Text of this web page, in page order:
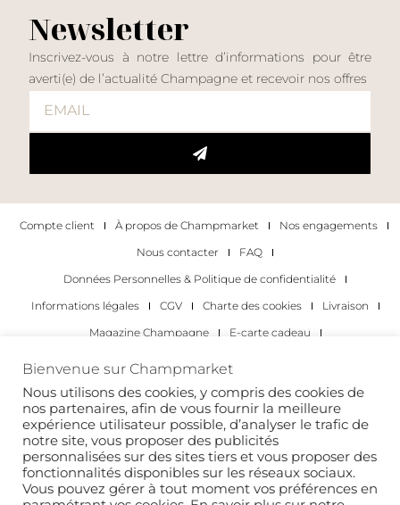
Newsletter
Inscrivez-vous à notre lettre d’informations pour être
averti(e) de l’actualité Champagne et recevoir nos offres
Compte client À propos de Champmarket
Nos engagements
Nous contacter
FAQ
Données Personnelles & Politique de confidentialité
Informations légales
CGV Charte des cookies
Livraison
Magazine Champagne
E-carte cadeau
Les occasions pour déguster du champagne
Pour les particuliers
Pour les entreprises
Copyright 2022 © tous droits réservés. Champmarket.
Bienvenue sur Champmarket
Nous utilisons des cookies, y compris des cookies de
nos partenaires, afin de vous fournir la meilleure
expérience utilisateur possible, d’analyser le trafic de
notre site, vous proposer des publicités
personnalisées sur des sites tiers et vous proposer des
fonctionnalités disponibles sur les réseaux sociaux.
Vous pouvez gérer à tout moment vos préférences en